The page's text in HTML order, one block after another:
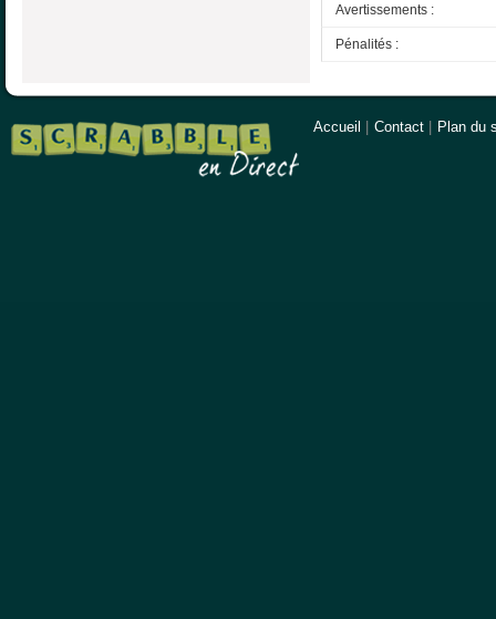
Avertissements :
Pénalités :
Accueil Contact Plan du